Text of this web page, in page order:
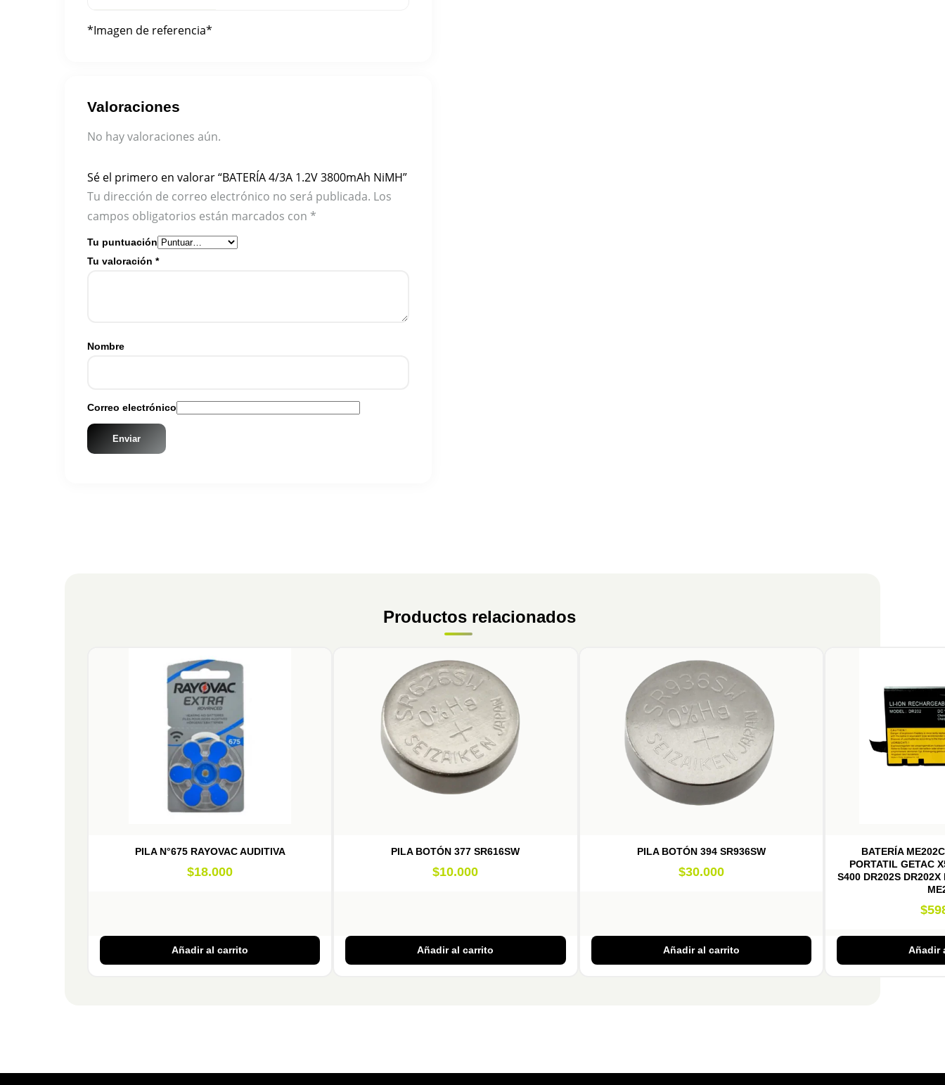
*Imagen de referencia*
Valoraciones
No hay valoraciones aún.
Sé el primero en valorar “BATERÍA 4/3A 1.2V 3800mAh NiMH”
Tu dirección de correo electrónico no será publicada. Los
campos obligatorios están marcados con *
Tu puntuación
Tu valoración *
Nombre
Correo electrónico
Productos relacionados
PILA N°675 RAYOVAC AUDITIVA
$18.000
Añadir al carrito
PILA BOTÓN 377 SR616SW
$10.000
Añadir al carrito
PILA BOTÓN 394 SR936SW
$30.000
Añadir al carrito
BATERÍA
PORTATIL GETAC
S400 DR202S
$
Añadir